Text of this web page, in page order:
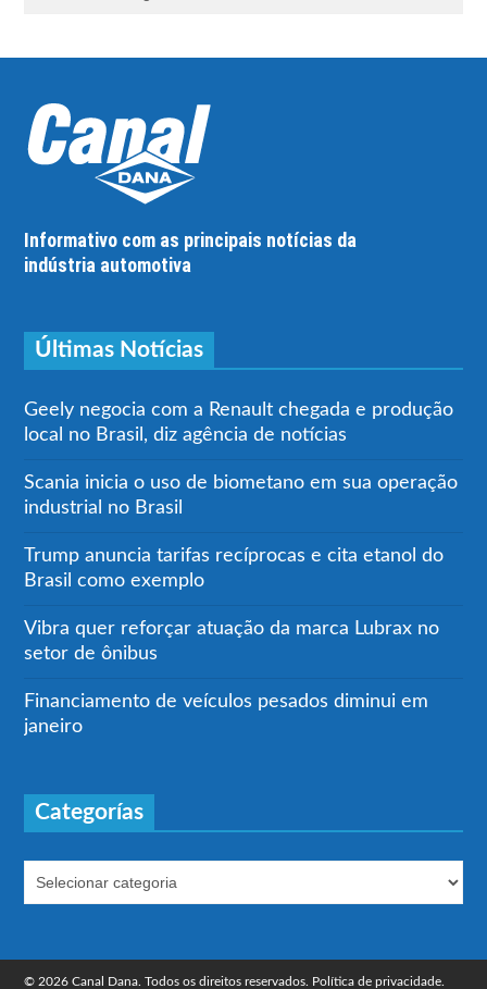
Informativo com as principais notícias da
indústria automotiva
Últimas Notícias
Geely negocia com a Renault chegada e produção
local no Brasil, diz agência de notícias
Scania inicia o uso de biometano em sua operação
industrial no Brasil
Trump anuncia tarifas recíprocas e cita etanol do
Brasil como exemplo
Vibra quer reforçar atuação da marca Lubrax no
setor de ônibus
Financiamento de veículos pesados diminui em
janeiro
Categorías
© 2026 Canal Dana. Todos os direitos reservados. Política de privacidade.